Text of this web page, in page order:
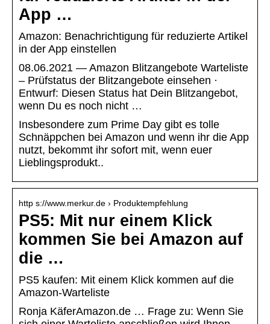
App …
Amazon: Benachrichtigung für reduzierte Artikel
in der App einstellen
08.06.2021 — Amazon Blitzangebote Warteliste
– Prüfstatus der Blitzangebote einsehen ·
Entwurf: Diesen Status hat Dein Blitzangebot,
wenn Du es noch nicht …
Insbesondere zum Prime Day gibt es tolle
Schnäppchen bei Amazon und wenn ihr die App
nutzt, bekommt ihr sofort mit, wenn euer
Lieblingsprodukt..
http s://www.merkur.de › Produktempfehlung
PS5: Mit nur einem Klick
kommen Sie bei Amazon auf
die …
PS5 kaufen: Mit einem Klick kommen auf die
Amazon-Warteliste
Ronja Käfer‎Amazon.de … Frage zu: Wenn Sie